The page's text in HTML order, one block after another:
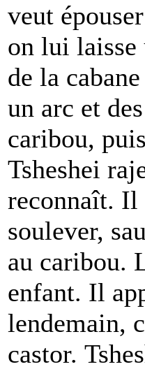
veut
on lui laisse
de la
un arc et
caribou,
Tsheshei
reconnaît. Il
soulever,
au caribou.
enfant. Il
lendemain,
castor.